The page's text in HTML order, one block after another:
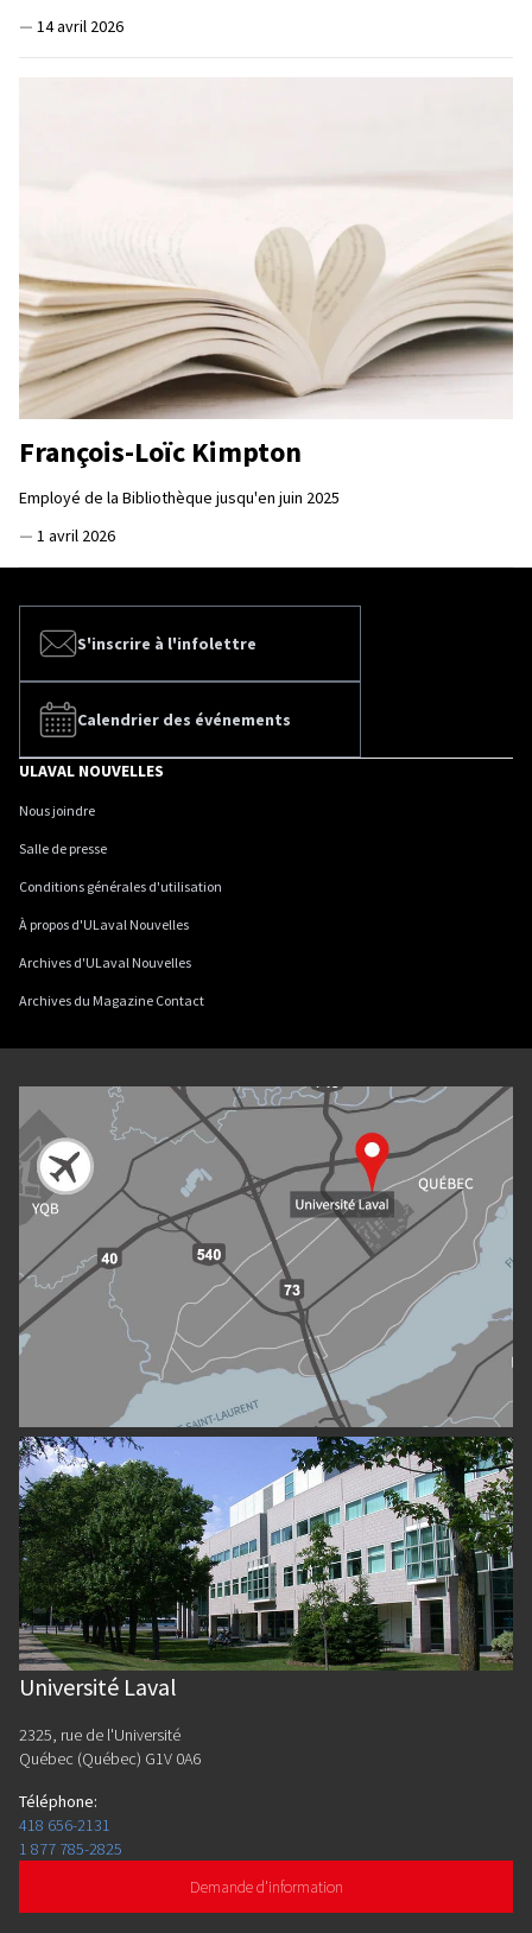
— 14 avril 2026
François-Loïc Kimpton
Employé de la Bibliothèque jusqu'en juin 2025
— 1 avril 2026
S'inscrire à l'infolettre
Calendrier des événements
ULAVAL NOUVELLES
Nous joindre
Salle de presse
Conditions générales d'utilisation
À propos d'ULaval Nouvelles
Archives d'ULaval Nouvelles
Archives du Magazine Contact
Université Laval
2325, rue de l'Université
Québec (Québec) G1V 0A6
Téléphone:
418 656-2131
1 877 785-2825
Demande d'information